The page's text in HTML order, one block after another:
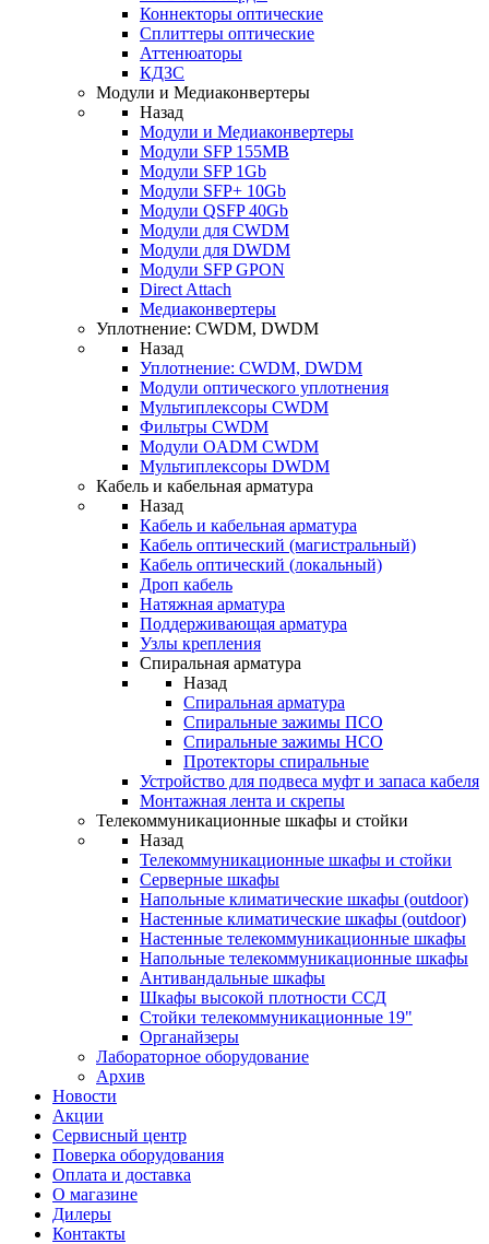
Коннекторы оптические
Сплиттеры оптические
Аттенюаторы
КДЗС
Модули и Медиаконвертеры
Назад
Модули и Медиаконвертеры
Модули SFP 155MB
Модули SFP 1Gb
Модули SFP+ 10Gb
Модули QSFP 40Gb
Модули для CWDM
Модули для DWDM
Модули SFP GPON
Direct Attach
Медиаконвертеры
Уплотнение: CWDM, DWDM
Назад
Уплотнение: CWDM, DWDM
Модули оптического уплотнения
Мультиплексоры CWDM
Фильтры CWDM
Модули OADM CWDM
Мультиплексоры DWDM
Кабель и кабельная арматура
Назад
Кабель и кабельная арматура
Кабель оптический (магистральный)
Кабель оптический (локальный)
Дроп кабель
Натяжная арматура
Поддерживающая арматура
Узлы крепления
Спиральная арматура
Назад
Спиральная арматура
Спиральные зажимы ПСО
Спиральные зажимы НСО
Протекторы спиральные
Устройство для подвеса муфт и запаса кабеля
Монтажная лента и скрепы
Телекоммуникационные шкафы и стойки
Назад
Телекоммуникационные шкафы и стойки
Серверные шкафы
Напольные климатические шкафы (outdoor)
Настенные климатические шкафы (outdoor)
Настенные телекоммуникационные шкафы
Напольные телекоммуникационные шкафы
Антивандальные шкафы
Шкафы высокой плотности ССД
Стойки телекоммуникационные 19"
Органайзеры
Лабораторное оборудование
Архив
Новости
Акции
Сервисный центр
Поверка оборудования
Оплата и доставка
О магазине
Дилеры
Контакты